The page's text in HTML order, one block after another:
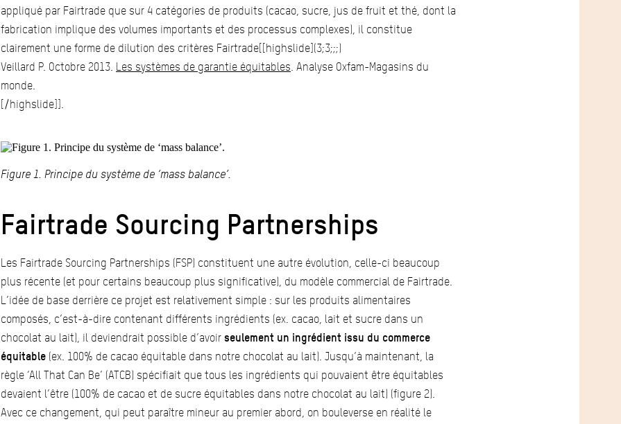
appliqué par Fairtrade que sur 4 catégories de produits (cacao, sucre, jus de fruit et thé, dont la
fabrication implique des volumes importants et des processus complexes), il constitue
clairement une forme de dilution des critères Fairtrade[[highslide](3;3;;;)
Veillard P. Octobre 2013. Les systèmes de garantie équitables. Analyse Oxfam-Magasins du
monde.
[/highslide]].
Figure 1. Principe du système de ‘mass balance’.
Fairtrade Sourcing Partnerships
Les Fairtrade Sourcing Partnerships (FSP) constituent une autre évolution, celle-ci beaucoup
plus récente (et pour certains beaucoup plus significative), du modèle commercial de Fairtrade.
L’idée de base derrière ce projet est relativement simple : sur les produits alimentaires
composés, c’est-à-dire contenant différents ingrédients (ex. cacao, lait et sucre dans un
chocolat au lait), il deviendrait possible d’avoir seulement un ingrédient issu du commerce
équitable (ex. 100% de cacao équitable dans notre chocolat au lait). Jusqu’à maintenant, la
règle ‘All That Can Be’ (ATCB) spécifiait que tous les ingrédients qui pouvaient être équitables
devaient l’être (100% de cacao et de sucre équitables dans notre chocolat au lait) (figure 2).
Avec ce changement, qui peut paraître mineur au premier abord, on bouleverse en réalité le